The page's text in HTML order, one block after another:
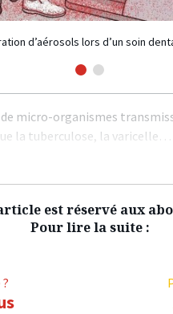
d’aérosols lors d’un soin
de micro-organismes
la tuberculose, la varicelle…
est réservé aux
Pour lire la suite :